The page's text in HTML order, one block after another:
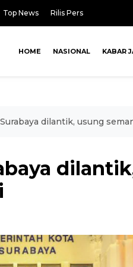
Top News Rilis Pers
HOME NASIONAL KABAR
dilantik, usung